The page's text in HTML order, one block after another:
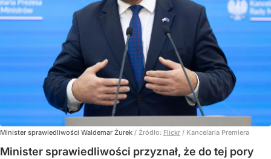
Minister sprawiedliwości Waldemar Żurek / Źródło: Flickr / Kancelaria Premiera
Minister sprawiedliwości przyznał, że do tej pory